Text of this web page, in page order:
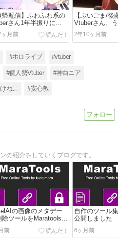
帰配信】ふわふわ系の
さん1年半振りに復
信！！【有北リファ】
ヶ月前
【ぶいごま/後
Vtuberさん、
ュー2日後に
ラ全開の3Dデ
しまう！！！
2年10ヶ月前
#ホロライブ #vtuber
#個人勢Vtuber #神白ニア
ねこ #安心教
の紹介をしていくブログです。
の画像のメタデー
除ツールをMaratoolsで
＆スギ薬局で精密ドラ
ーを入手しました
前
自作のツール
公開しました
6ヶ月前